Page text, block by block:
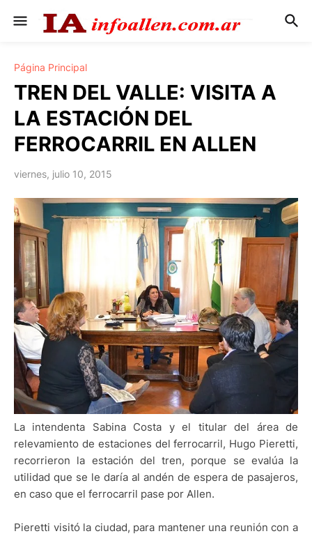
Página Principal
TREN DEL VALLE: VISITA A
LA ESTACIÓN DEL
FERROCARRIL EN ALLEN
viernes, julio 10, 2015
La intendenta Sabina Costa y el titular del área de
relevamiento de estaciones del ferrocarril, Hugo Pieretti,
recorrieron la estación del tren, porque se evalúa la
utilidad que se le daría al andén de espera de pasajeros,
en caso que el ferrocarril pase por Allen.
Pieretti visitó la ciudad, para mantener una reunión con a